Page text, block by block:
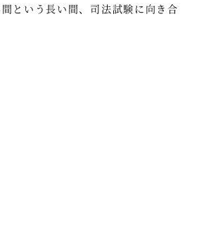
という長い間、司法試験に向き合